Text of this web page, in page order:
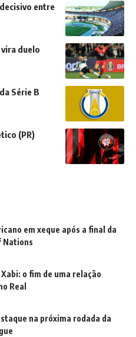
entre
duelo
Série B
(PR)
em xeque após a final da
Nations
o fim de uma relação
Real
na próxima rodada da